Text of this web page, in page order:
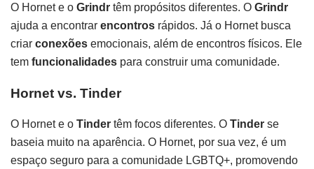
O Hornet e o Grindr têm propósitos diferentes. O Grindr
ajuda a encontrar encontros rápidos. Já o Hornet busca
criar conexões emocionais, além de encontros físicos. Ele
tem funcionalidades para construir uma comunidade.
Hornet vs. Tinder
O Hornet e o Tinder têm focos diferentes. O Tinder se
baseia muito na aparência. O Hornet, por sua vez, é um
espaço seguro para a comunidade LGBTQ+, promovendo